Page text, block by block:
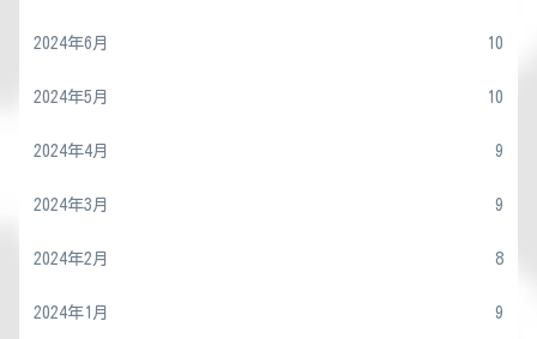
2024年6月 10
2024年5月 10
2024年4月 9
2024年3月 9
2024年2月 8
2024年1月 9